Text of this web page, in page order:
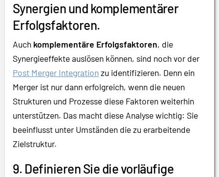
Synergien und komplementärer
Erfolgsfaktoren.
Auch komplementäre Erfolgsfaktoren, die
Synergieeffekte auslösen können, sind noch vor der
Post Merger Integrationzu identifizieren. Denn ein
Merger ist nur dann erfolgreich, wenn die neuen
Strukturen und Prozesse diese Faktoren weiterhin
unterstützen. Das macht diese Analyse wichtig: Sie
beeinflusst unter Umständen die zu erarbeitende
Zielstruktur.
9. Definieren Sie die vorläufige